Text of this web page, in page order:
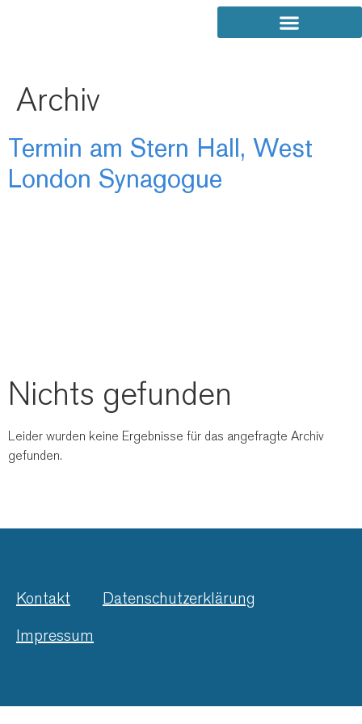
Archiv
Termin am Stern Hall, West
London Synagogue
Nichts gefunden
Leider wurden keine Ergebnisse für das angefragte Archiv
gefunden.
Kontakt
Datenschutzerklärung
Impressum